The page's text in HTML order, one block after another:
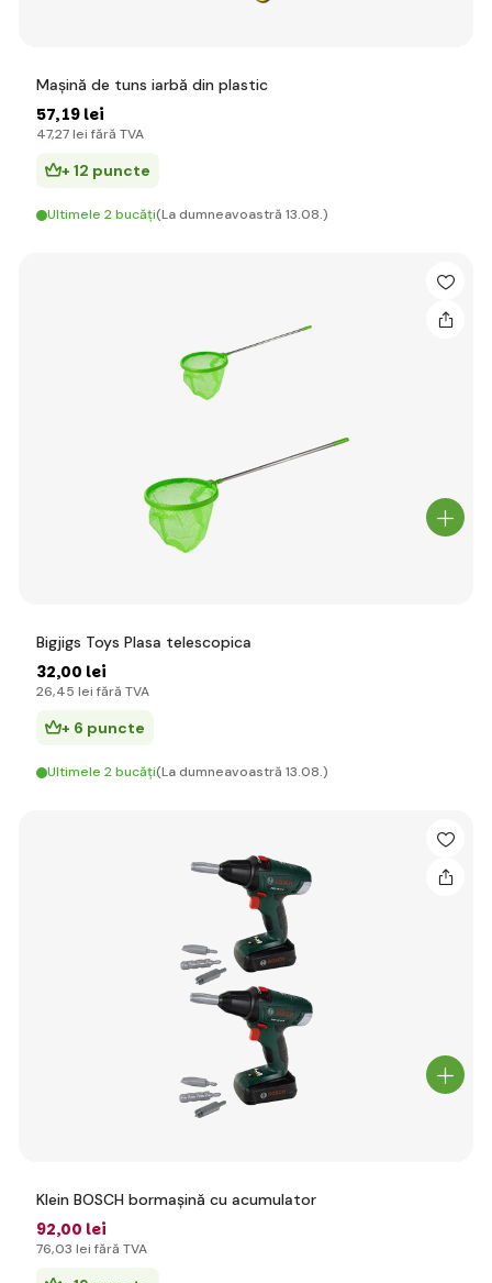
Mașină de tuns iarbă din plastic
57,19 lei
47,27 lei fără TVA
+ 12 puncte
Ultimele 2 bucăți(La dumneavoastră 13.08.)
Bigjigs Toys Plasa telescopica
32,00 lei
26,45 lei fără TVA
+ 6 puncte
Ultimele 2 bucăți(La dumneavoastră 13.08.)
Klein BOSCH bormașină cu acumulator
92,00 lei
76,03 lei fără TVA